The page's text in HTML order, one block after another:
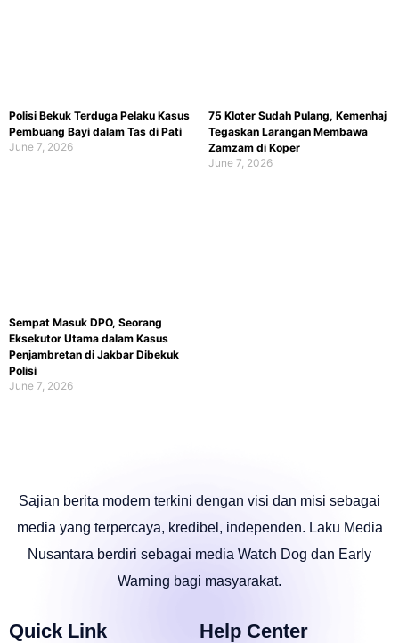
Polisi Bekuk Terduga Pelaku Kasus
Pembuang Bayi dalam Tas di Pati
June 7, 2026
75 Kloter Sudah Pulang, Kemenhaj
Tegaskan Larangan Membawa
Zamzam di Koper
June 7, 2026
Sempat Masuk DPO, Seorang
Eksekutor Utama dalam Kasus
Penjambretan di Jakbar Dibekuk
Polisi
June 7, 2026
Sajian berita modern terkini dengan visi dan misi sebagai
media yang terpercaya, kredibel, independen. Laku Media
Nusantara berdiri sebagai media Watch Dog dan Early
Warning bagi masyarakat.
Quick Link Help Center